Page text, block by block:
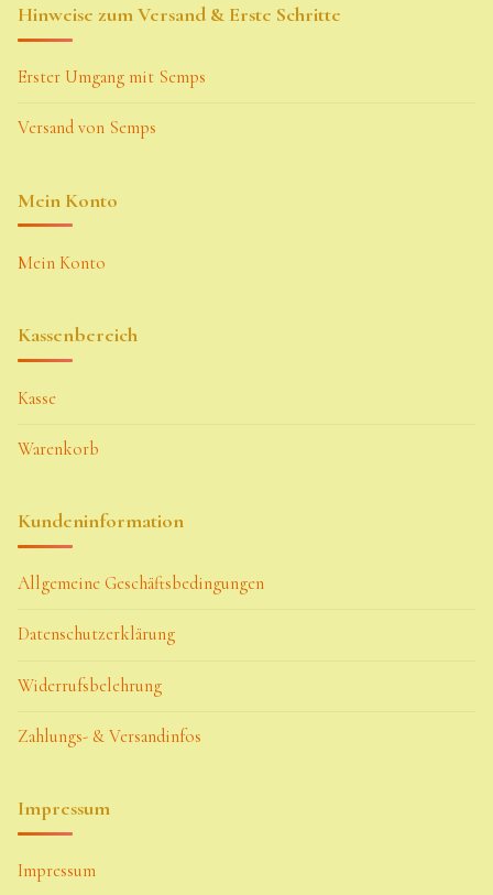
Hinweise zum Versand & Erste Schritte
Erster Umgang mit Semps
Versand von Semps
Mein Konto
Mein Konto
Kassenbereich
Kasse
Warenkorb
Kundeninformation
Allgemeine Geschäftsbedingungen
Datenschutzerklärung
Widerrufsbelehrung
Zahlungs- & Versandinfos
Impressum
Impressum